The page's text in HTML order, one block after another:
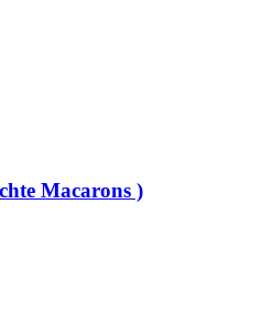
Macarons )